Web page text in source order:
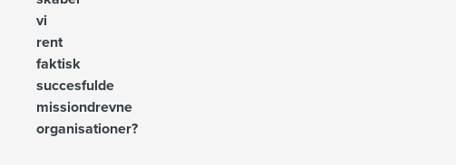
vi
rent
faktisk
succesfulde
missiondrevne
organisationer?